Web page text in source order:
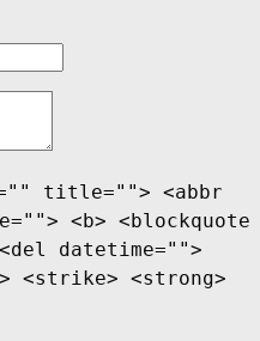
title=""> <abbr
<b> <blockquote
datetime="">
<strike> <strong>